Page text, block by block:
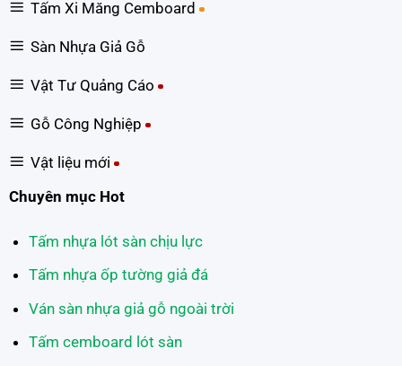
Tấm Xi Măng Cemboard
Sàn Nhựa Giả Gỗ
Vật Tư Quảng Cáo
Gỗ Công Nghiệp
Vật liệu mới
Chuyên mục Hot
Tấm nhựa lót sàn chịu lực
Tấm nhựa ốp tường giả đá
Ván sàn nhựa giả gỗ ngoài trời
Tấm cemboard lót sàn